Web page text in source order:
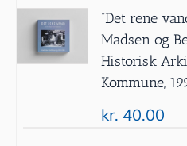
”Det rene
Madsen og
Historisk
Kommune,
kr. 40.00